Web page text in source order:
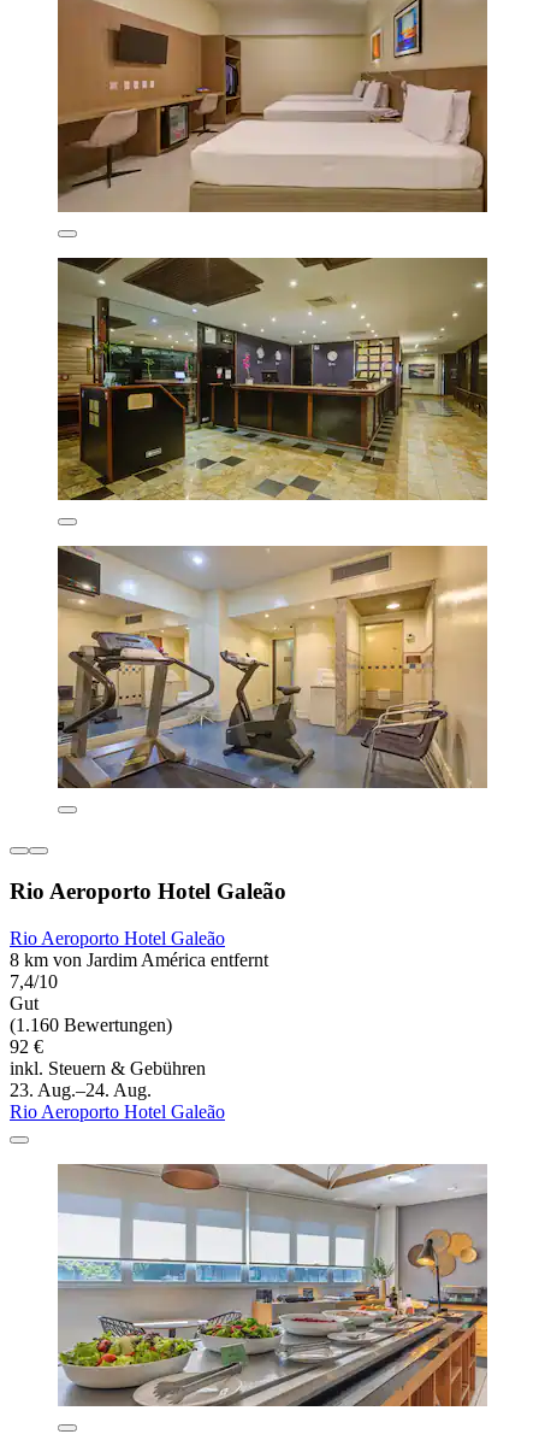
Rio Aeroporto Hotel Galeão
Rio Aeroporto Hotel Galeão
8 km von Jardim América entfernt
7,4/10
Gut
(1.160 Bewertungen)
92 €
inkl. Steuern & Gebühren
23. Aug.–24. Aug.
Rio Aeroporto Hotel Galeão